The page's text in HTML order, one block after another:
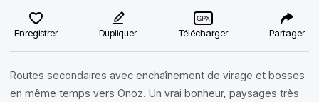
Enregistrer Dupliquer Télécharger Partager
Routes secondaires avec enchaînement de virage et bosses
en même temps vers Onoz. Un vrai bonheur, paysages très